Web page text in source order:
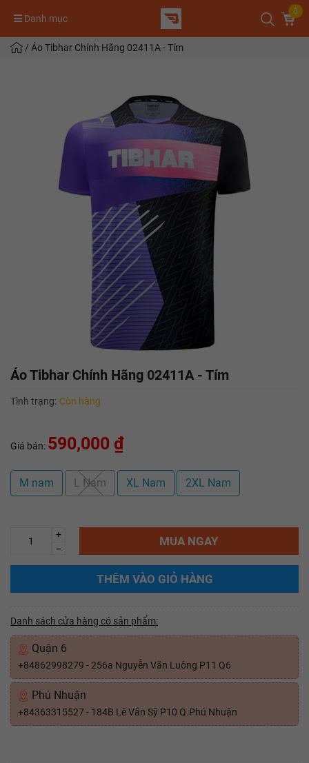
Danh mục
0
/ Áo Tibhar Chính Hãng 02411A - Tím
Áo Tibhar Chính Hãng 02411A - Tím
Tình trạng: Còn hàng
Giá bán: 590,000 ₫
M nam L Nam XL Nam 2XL Nam
+
–
MUA NGAY
THÊM VÀO GIỎ HÀNG
Danh sách cửa hàng có sản phẩm:
Quận 6
+84862998279 - 256a Nguyễn Văn Luông P11 Q6
Phú Nhuận
+84363315527 - 184B Lê Văn Sỹ P10 Q.Phú Nhuận